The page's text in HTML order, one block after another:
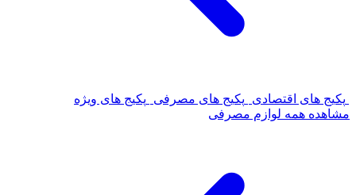
پکیج های اقتصادی پکیج های مصرفی
پکیج های ویژه
مشاهده همه لوازم مصرفی